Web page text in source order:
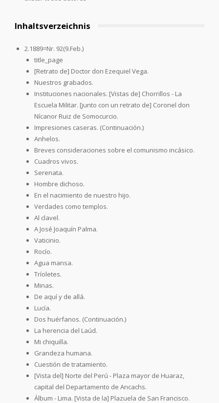
Inhaltsverzeichnis
2.1889=Nr. 92(9.Feb.)
title_page
[Retrato de] Doctor don Ezequiel Vega.
Nuestros grabados.
Instituciones nacionales. [Vistas de] Chorrillos - La
Escuela Militar. [junto con un retrato de] Coronel don
Nícanor Ruiz de Somocurcio.
Impresiones caseras. (Continuación.)
Anhelos.
Breves consideraciones sobre el comunismo incásico.
Cuadros vivos.
Serenata.
Hombre dichoso.
En el nacimiento de nuestro hijo.
Verdades como templos.
Al clavel.
A José Joaquín Palma.
Vaticinio.
Rocío.
Agua mansa.
Tríoletes.
Minas.
De aquí y de allá.
Lucía.
Dos huérfanos. (Continuación.)
La herencia del Laúd.
Mi chiquilla.
Grandeza humana.
Cuestión de tratamiento.
[Vista del] Norte del Perú - Plaza mayor de Huaraz,
capital del Departamento de Ancachs.
Álbum - Lima. [Vista de la] Plazuela de San Francisco.